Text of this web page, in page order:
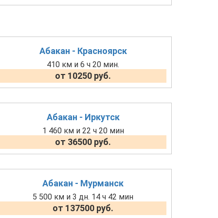
Абакан - Красноярск
410 км и 6 ч 20 мин.
от 10250 руб.
Абакан - Иркутск
1 460 км и 22 ч 20 мин
от 36500 руб.
Абакан - Мурманск
5 500 км и 3 дн. 14 ч 42 мин
от 137500 руб.